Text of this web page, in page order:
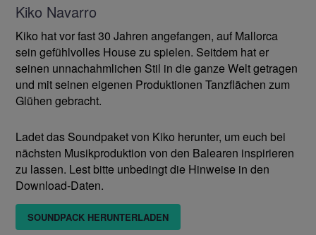
Kiko Navarro
Kiko hat vor fast 30 Jahren angefangen, auf Mallorca
sein gefühlvolles House zu spielen. Seitdem hat er
seinen unnachahmlichen Stil in die ganze Welt getragen
und mit seinen eigenen Produktionen Tanzflächen zum
Glühen gebracht.
Ladet das Soundpaket von Kiko herunter, um euch bei
nächsten Musikproduktion von den Balearen inspirieren
zu lassen. Lest bitte unbedingt die Hinweise in den
Download-Daten.
SOUNDPACK HERUNTERLADEN